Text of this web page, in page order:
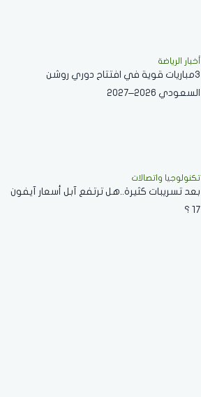
أخبار الرياضة
3مباريات قوية في افتتاح دوري روشن
السعودي 2026–2027
تكنولوجيا واتصالات
بعد تسريبات كثيرة..هل ترتفع آبل أسعار آيفون
17 ؟